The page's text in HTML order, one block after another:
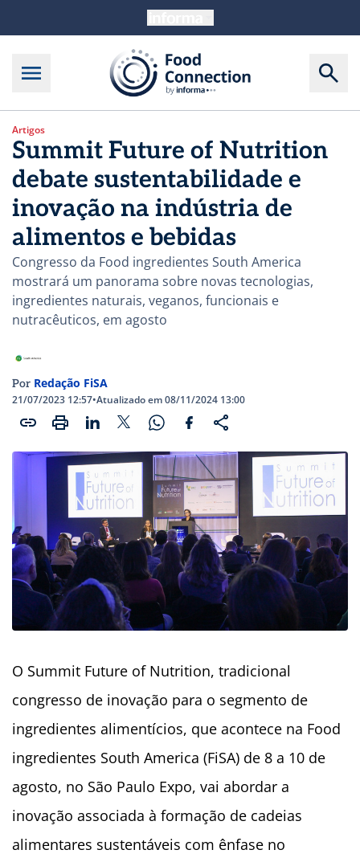
Artigos
Summit Future of Nutrition
debate sustentabilidade e
inovação na indústria de
alimentos e bebidas
Congresso da Food ingredientes South America
mostrará um panorama sobre novas tecnologias,
ingredientes naturais, veganos, funcionais e
nutracêuticos, em agosto
Por Redação FiSA
21/07/2023 12:57•Atualizado em 08/11/2024 13:00
O Summit Future of Nutrition, tradicional
congresso de inovação para o segmento de
ingredientes alimentícios, que acontece na Food
ingredientes South America (FiSA) de 8 a 10 de
agosto, no São Paulo Expo, vai abordar a
inovação associada à formação de cadeias
alimentares sustentáveis com ênfase no